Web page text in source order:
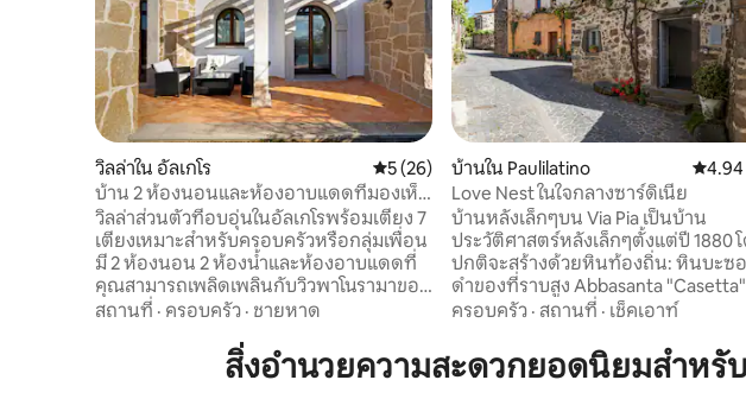
วิลล่าใน อัลเกโร คะแนนเฉลี่ย 5 จาก 5, 26 รีวิว
5 (26)
บ้าน 2 ห้องนอนและห้องอาบแดดที่มองเห็น
วิวทะเล
วิลล่าส่วนตัวที่อบอุ่นในอัลเกโรพร้อมเตียง 7
เตียงเหมาะสำหรับครอบครัวหรือกลุ่มเพื่อน
มี 2 ห้องนอน 2 ห้องน้ำและห้องอาบแดดที่
คุณสามารถเพลิดเพลินกับวิวพาโนรามาของ
ทะเลเมืองและ Capo Caccia ขับรถเพียง 10
ศูนย์กลางประวัติศาสตร์วิลล่ามีพื้นที่กลาง
แจ้งส่วนตัวพร้อมบาร์บีคิวเก้าอี้เลานจ์โต๊ะ
สถานที่ · ครอบครัว · ชายหาด
บ้านใน Paulilatino คะแน
4.94
Love Nest ในใจกลางซาร์ดิเนีย
บ้านหลังเล็กๆบน Via Pia เป็นบ้าน
ประวัติศาสตร์หลังเล็กๆตั้งแต่ปี 1880
ปกติจะสร้างด้วยหินท้องถิ่น: หินบะซ
ดำของที่ราบสูง Abbasanta "Casetta"
เพราะทุกอย่างดูเหมือนจะอยู่ในรูปแบบ
บ้าน รังรักที่สะดวกสบายและอบอุ่นเหมาะ
สำหรับผู้ที่ต้องการใช้ชีวิตในประสบก
ครอบครัว · สถานที่ · เช็คเอาท์
สิ่งอำนวยความสะดวกยอดนิยมสำหรั